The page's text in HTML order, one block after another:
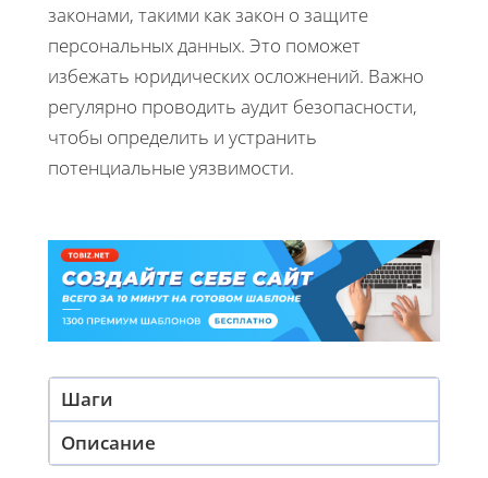
законами, такими как закон о защите
персональных данных. Это поможет
избежать юридических осложнений. Важно
регулярно проводить аудит безопасности,
чтобы определить и устранить
потенциальные уязвимости.
Шаги
Описание